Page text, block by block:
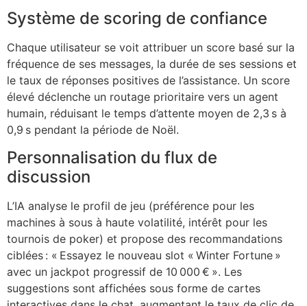
Système de scoring de confiance
Chaque utilisateur se voit attribuer un score basé sur la
fréquence de ses messages, la durée de ses sessions et
le taux de réponses positives de l’assistance. Un score
élevé déclenche un routage prioritaire vers un agent
humain, réduisant le temps d’attente moyen de 2,3 s à
0,9 s pendant la période de Noël.
Personnalisation du flux de
discussion
L’IA analyse le profil de jeu (préférence pour les
machines à sous à haute volatilité, intérêt pour les
tournois de poker) et propose des recommandations
ciblées : « Essayez le nouveau slot « Winter Fortune »
avec un jackpot progressif de 10 000 € ». Les
suggestions sont affichées sous forme de cartes